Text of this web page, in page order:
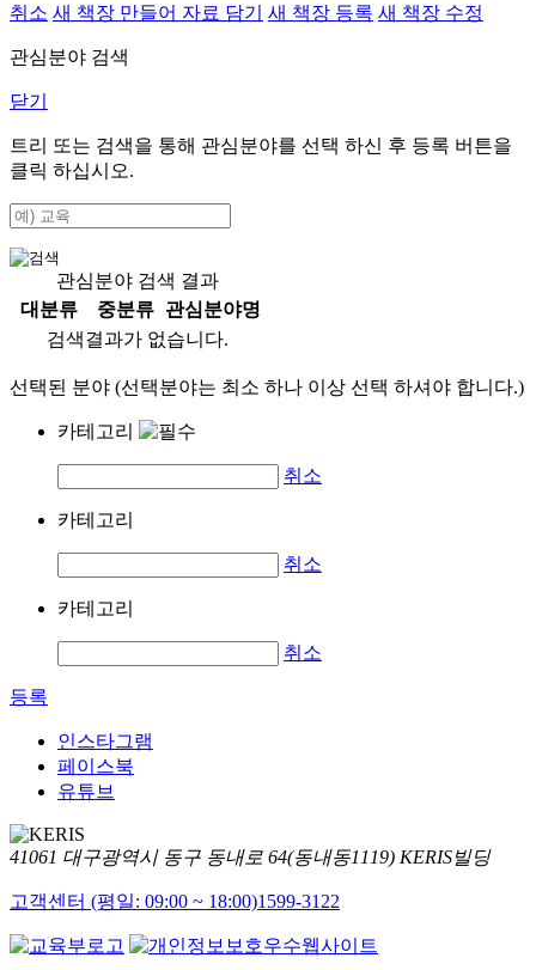
취소 새 책장 만들어 자료 담기 새 책장 등록 새 책장 수정
관심분야 검색
닫기
트리 또는 검색을 통해 관심분야를 선택 하신 후 등록 버튼을
클릭 하십시오.
관심분야 검색 결과
대분류
중분류
관심분야명
검색결과가 없습니다.
선택된 분야 (선택분야는 최소 하나 이상 선택 하셔야 합니다.)
카테고리
취소
카테고리
취소
카테고리
취소
등록
인스타그램
페이스북
유튜브
41061 대구광역시 동구 동내로 64(동내동1119) KERIS빌딩
고객센터 (평일: 09:00 ~ 18:00)1599-3122